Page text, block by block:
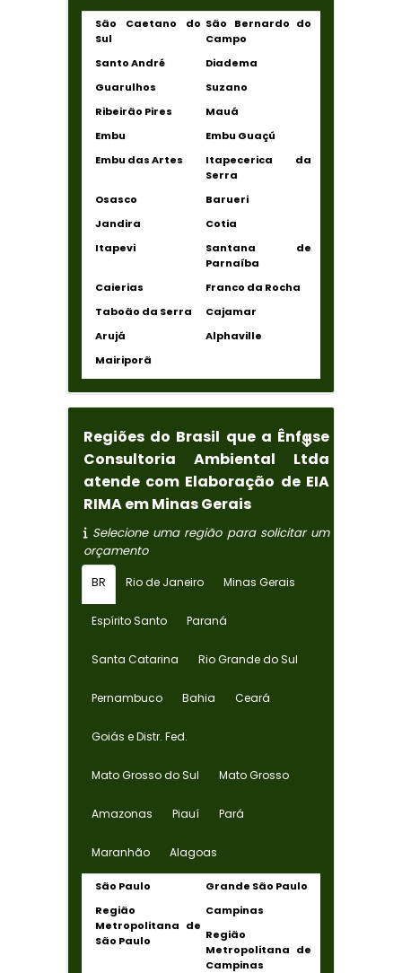
São Caetano do
Sul
São Bernardo do
Campo
Santo André
Diadema
Guarulhos
Suzano
Ribeirão Pires
Mauá
Embu
Embu Guaçú
Embu das Artes
Itapecerica da
Serra
Osasco
Barueri
Jandira
Cotia
Itapevi
Santana de
Parnaíba
Caierias
Franco da Rocha
Taboão da Serra
Cajamar
Arujá
Alphaville
Mairiporã
Regiões do Brasil que a Ênfase
Consultoria Ambiental Ltda
atende com Elaboração de EIA
RIMA em Minas Gerais
Selecione uma região para solicitar um
orçamento
BR Rio de Janeiro Minas Gerais
Espírito Santo Paraná
Santa Catarina Rio Grande do Sul
Pernambuco Bahia Ceará
Goiás e Distr. Fed.
Mato Grosso do Sul Mato Grosso
Amazonas Piauí Pará
Maranhão Alagoas
São Paulo
Grande São Paulo
Região
Metropolitana de
São Paulo
Campinas
Região
Metropolitana de
Campinas